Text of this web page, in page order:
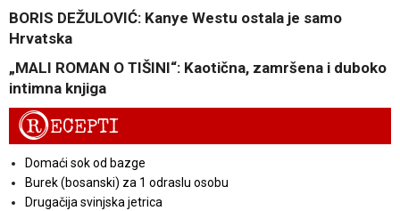
BORIS DEŽULOVIĆ: Kanye Westu ostala je samo
Hrvatska
„MALI ROMAN O TIŠINI“: Kaotična, zamršena i duboko
intimna knjiga
RECEPTI
Domaći sok od bazge
Burek (bosanski) za 1 odraslu osobu
Drugačija svinjska jetrica